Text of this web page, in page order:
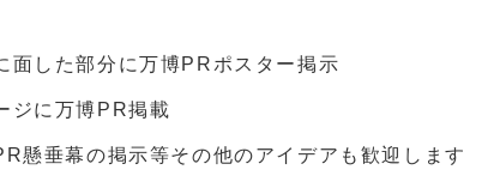
面した部分に万博PRポスター掲示
ジに万博PR掲載
懸垂幕の掲示等その他のアイデアも歓迎します